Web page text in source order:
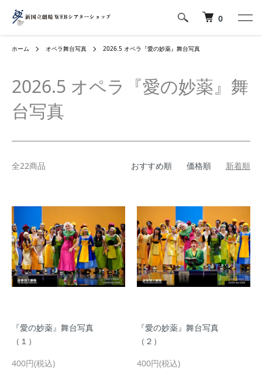
0
ホーム オペラ舞台写真 2026.5 オペラ『愛の妙薬』舞台写真
2026.5 オペラ『愛の妙薬』舞
台写真
全22商品 おすすめ順 価格順 新着順
『愛の妙薬』舞台写真
（１）
400円(税込)
『愛の妙薬』舞台写真
（２）
400円(税込)